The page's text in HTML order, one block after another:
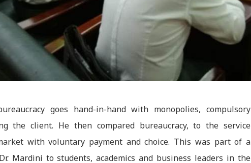
goes hand-in-hand with monopolies, compulsory
the client. He then compared bureaucracy, to the service
with voluntary payment and choice. This was part of a
Mardini to students, academics and business leaders in the